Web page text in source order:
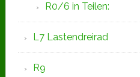
R0/6 in Teilen:
L7 Lastendreirad
R9